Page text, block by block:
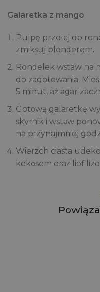
Galaretka z mango
Pulpę przelej do
zmiksuj blenderem.
Rondelek wstaw na
do zagotowania.
5 minut, aż agar
Gotową galaretkę
skyrnik i wstaw
na przynajmniej
Wierzch ciasta
kokosem oraz